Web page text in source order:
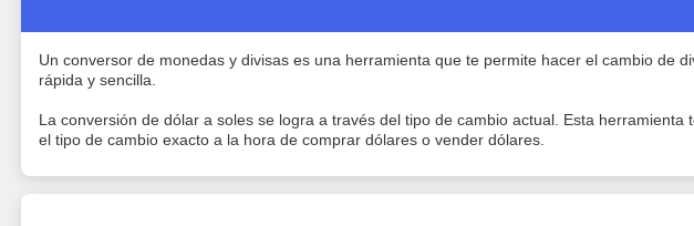
Un conversor de monedas y divisas es una herramienta que te permite hacer el cambio de
rápida y sencilla.
La conversión de dólar a soles se logra a través del tipo de cambio actual. Esta herramienta
el tipo de cambio exacto a la hora de comprar dólares o vender dólares.